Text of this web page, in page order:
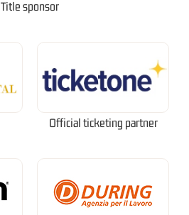
Title sponsor
Official ticketing partner